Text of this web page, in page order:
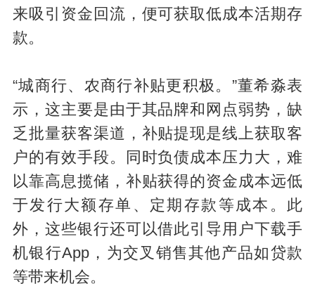
来吸引资金回流，便可获取低成本活期存
款。
“城商行、农商行补贴更积极。”董希淼表
示，这主要是由于其品牌和网点弱势，缺
乏批量获客渠道，补贴提现是线上获取客
户的有效手段。同时负债成本压力大，难
以靠高息揽储，补贴获得的资金成本远低
于发行大额存单、定期存款等成本。此
外，这些银行还可以借此引导用户下载手
机银行App，为交叉销售其他产品如贷款
等带来机会。